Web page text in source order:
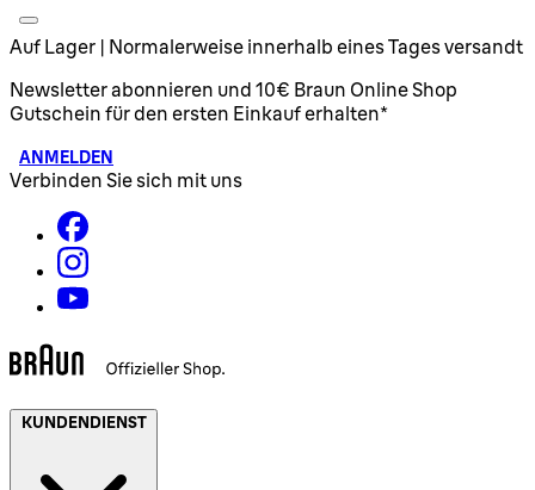
Auf Lager | Normalerweise innerhalb eines Tages versandt
Newsletter abonnieren und 10€ Braun Online Shop
Gutschein für den ersten Einkauf erhalten*
ANMELDEN
Verbinden Sie sich mit uns
KUNDENDIENST